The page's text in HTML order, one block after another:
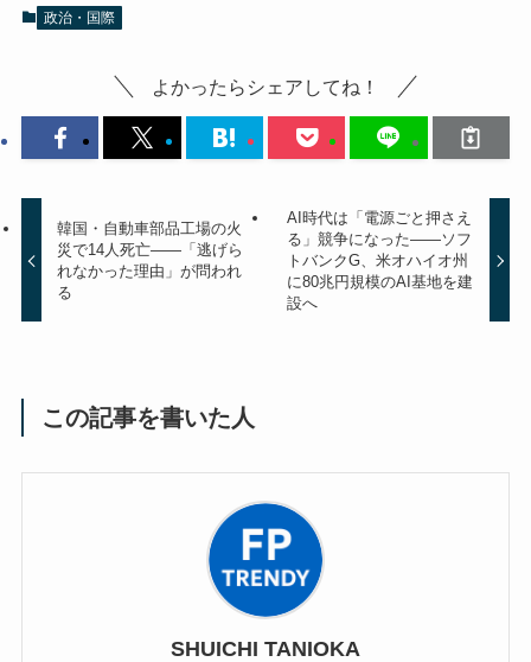
政治・国際
よかったらシェアしてね！
韓国・自動車部品工場の火
災で14人死亡——「逃げら
れなかった理由」が問われ
る
AI時代は「電源ごと押さえ
る」競争になった——ソフ
トバンクG、米オハイオ州
に80兆円規模のAI基地を建
設へ
この記事を書いた人
SHUICHI TANIOKA